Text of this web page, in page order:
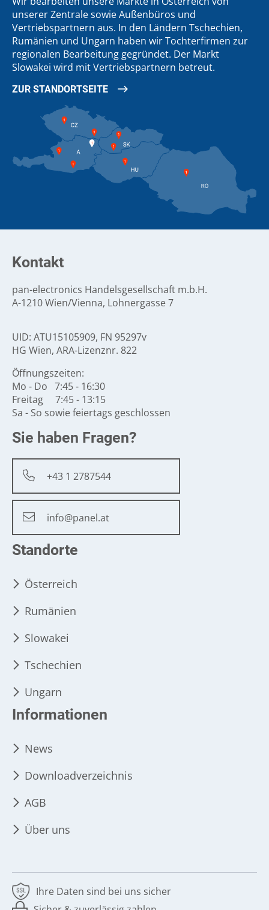
unserer Zentrale sowie Außenbüros und
Vertriebspartnern aus. In den Ländern Tschechien,
Rumänien und Ungarn haben wir Tochterfirmen zur
regionalen Bearbeitung gegründet. Der Markt
Slowakei wird mit Vertriebspartnern betreut.
ZUR STANDORTSEITE
Kontakt
pan-electronics Handelsgesellschaft m.b.H.
A-1210 Wien/Vienna, Lohnergasse 7
UID: ATU15105909, FN 95297v
HG Wien, ARA-Lizenznr. 822
Öffnungszeiten:
Mo - Do 7:45 - 16:30
Freitag 7:45 - 13:15
Sa - So sowie feiertags geschlossen
Sie haben Fragen?
+43 1 2787544
info@panel.at
Standorte
Österreich
Rumänien
Slowakei
Tschechien
Ungarn
Informationen
News
Downloadverzeichnis
AGB
Über uns
Ihre Daten sind bei uns sicher